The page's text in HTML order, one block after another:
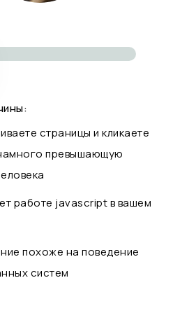
страницы и кликаете
превышающую
работе javascript в вашем
похоже на поведение
систем